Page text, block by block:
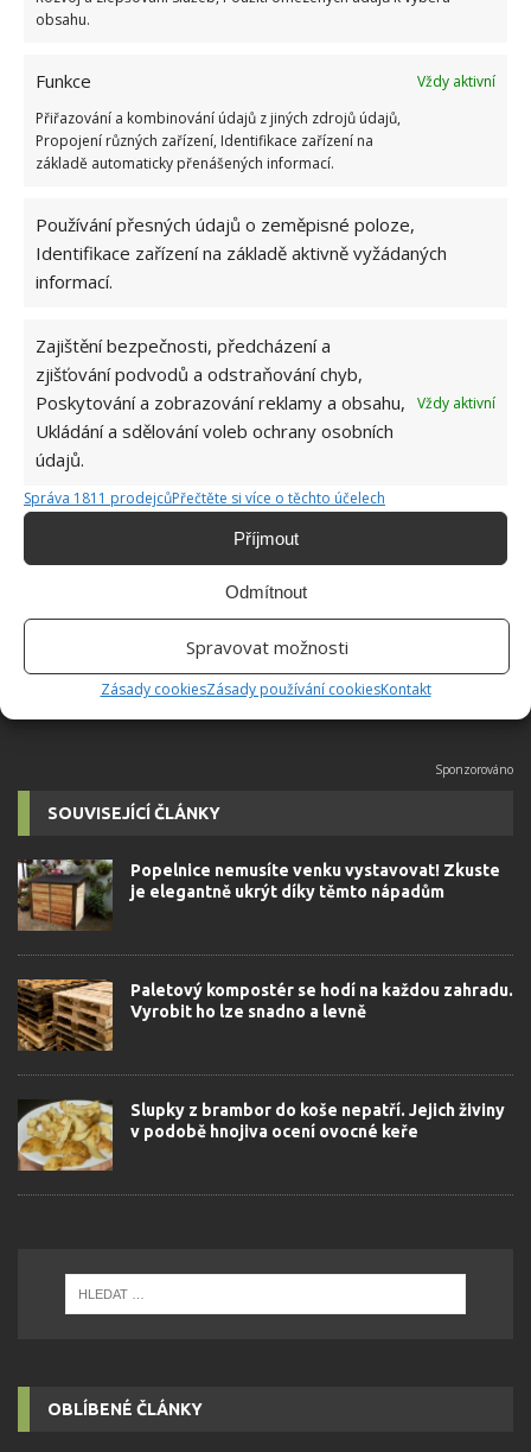
obsahu.
Funkce
Vždy aktivní
Přiřazování a kombinování údajů z jiných zdrojů údajů,
Propojení různých zařízení, Identifikace zařízení na
základě automaticky přenášených informací.
Používání přesných údajů o zeměpisné poloze,
Identifikace zařízení na základě aktivně vyžádaných
informací.
Zajištění bezpečnosti, předcházení a
zjišťování podvodů a odstraňování chyb,
Poskytování a zobrazování reklamy a obsahu,
Ukládání a sdělování voleb ochrany osobních
údajů.
Vždy aktivní
Správa 1811 prodejcůPřečtěte si více o těchto účelech
Příjmout
Odmítnout
Spravovat možnosti
Zásady cookiesZásady používání cookiesKontakt
ČESNEK HNOJIVO ZAHRADA
Jiří Kolář
Absolvent České zemědělské
univerzity, který je již od malička
velkým kutilem. V podstatě vše, co je
možné najít v j...[Více o autorovi]
SOUVISEJÍCÍ ČLÁNKY
Popelnice nemusíte venku vystavovat! Zkuste
je elegantně ukrýt díky těmto nápadům
Paletový kompostér se hodí na každou zahradu.
Vyrobit ho lze snadno a levně
Slupky z brambor do koše nepatří. Jejich živiny
v podobě hnojiva ocení ovocné keře
OBLÍBENÉ ČLÁNKY